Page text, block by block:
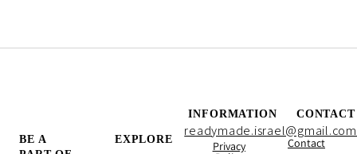
CONTACT
readymade.israel@gmail.com
Contact
INFORMATION
Privacy
EXPLORE
BE A